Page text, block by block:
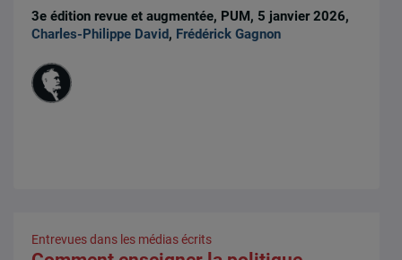
3e édition revue et augmentée, PUM, 5 janvier 2026,
Charles-Philippe David, Frédérick Gagnon
Entrevues dans les médias écrits